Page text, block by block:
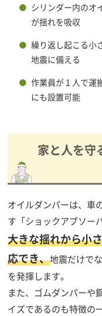
シリンダー内のオ
が揺れを吸収
繰り返し起こる小
地震に備える
作業員が１人で運
にも設置可能
家と人を守
オイルダンパーは、車
す「ショックアブソー
大きな揺れから小
応でき、地震だけで
を発揮します。
また、ゴムダンパーや
イズであるのも特徴の